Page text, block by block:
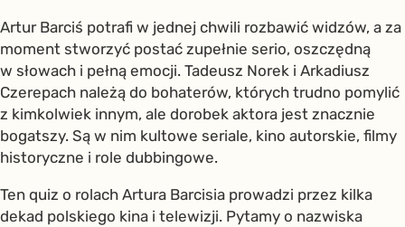
Artur Barciś potrafi w jednej chwili rozbawić widzów, a za
moment stworzyć postać zupełnie serio, oszczędną
w słowach i pełną emocji. Tadeusz Norek i Arkadiusz
Czerepach należą do bohaterów, których trudno pomylić
z kimkolwiek innym, ale dorobek aktora jest znacznie
bogatszy. Są w nim kultowe seriale, kino autorskie, filmy
historyczne i role dubbingowe.
Ten quiz o rolach Artura Barcisia prowadzi przez kilka
dekad polskiego kina i telewizji. Pytamy o nazwiska